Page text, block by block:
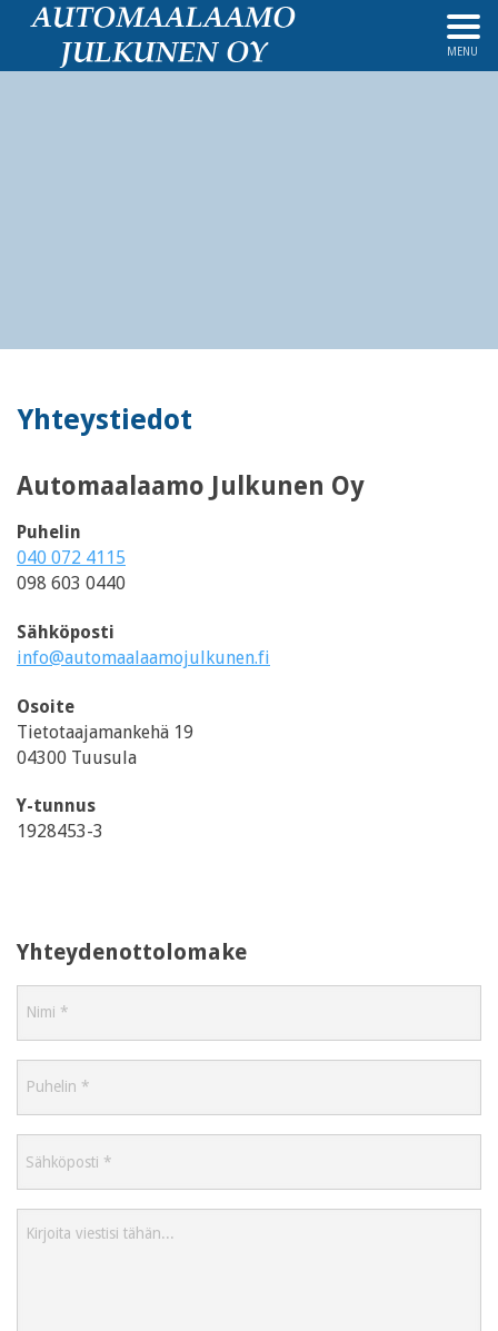
MENU
Yhteystiedot
Automaalaamo Julkunen Oy
Puhelin
040 072 4115
098 603 0440
Sähköposti
info@automaalaamojulkunen.fi
Osoite
Tietotaajamankehä 19
04300 Tuusula
Y-tunnus
1928453-3
Yhteydenottolomake